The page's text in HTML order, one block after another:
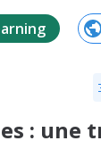
: une